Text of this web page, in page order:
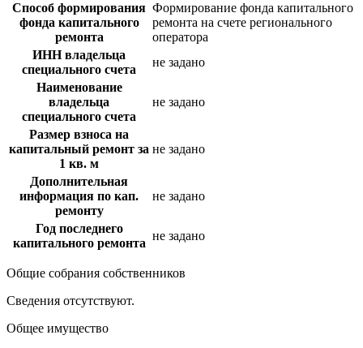
Способ формирования
фонда капитального
ремонта
Формирование фонда капитального
ремонта на счете регионального
оператора
ИНН владельца
специального счета
не задано
Наименование
владельца
специального счета
не задано
Размер взноса на
капитальный ремонт за
1 кв. м
не задано
Дополнительная
информация по кап.
ремонту
не задано
Год последнего
капитального ремонта
не задано
Общие собрания собственников
Сведения отсутствуют.
Общее имущество